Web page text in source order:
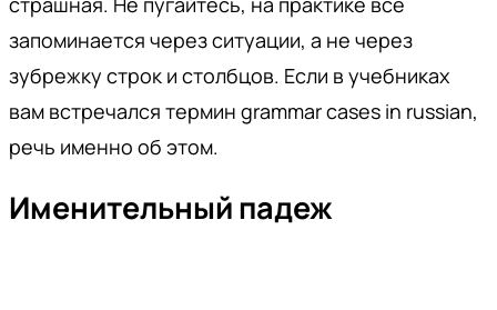
запоминается через ситуации, а не через
зубрежку строк и столбцов. Если в учебниках
вам встречался термин grammar cases in russian,
речь именно об этом.
Именительный падеж